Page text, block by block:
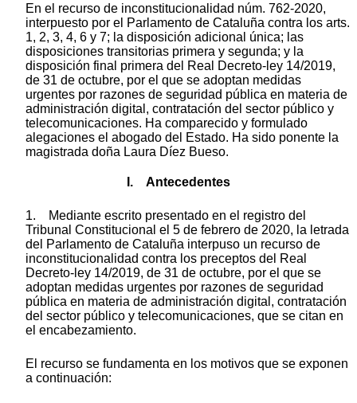
En el recurso de inconstitucionalidad núm. 762-2020,
interpuesto por el Parlamento de Cataluña contra los arts.
1, 2, 3, 4, 6 y 7; la disposición adicional única; las
disposiciones transitorias primera y segunda; y la
disposición final primera del Real Decreto-ley 14/2019,
de 31 de octubre, por el que se adoptan medidas
urgentes por razones de seguridad pública en materia de
administración digital, contratación del sector público y
telecomunicaciones. Ha comparecido y formulado
alegaciones el abogado del Estado. Ha sido ponente la
magistrada doña Laura Díez Bueso.
I. Antecedentes
1. Mediante escrito presentado en el registro del
Tribunal Constitucional el 5 de febrero de 2020, la letrada
del Parlamento de Cataluña interpuso un recurso de
inconstitucionalidad contra los preceptos del Real
Decreto-ley 14/2019, de 31 de octubre, por el que se
adoptan medidas urgentes por razones de seguridad
pública en materia de administración digital, contratación
del sector público y telecomunicaciones, que se citan en
el encabezamiento.
El recurso se fundamenta en los motivos que se exponen
a continuación: